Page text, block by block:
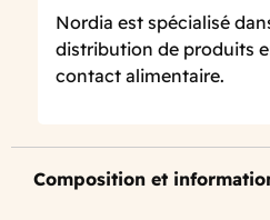
Nordia est spécialisé
distribution de produits
contact alimentaire.
Composition et